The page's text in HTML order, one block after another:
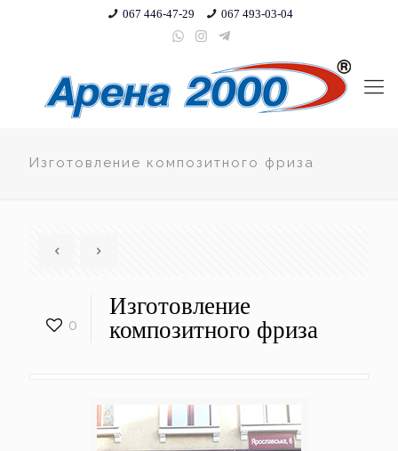
067 446-47-29 067 493-03-04
Изготовление композитного фриза
0
Изготовление
композитного фриза